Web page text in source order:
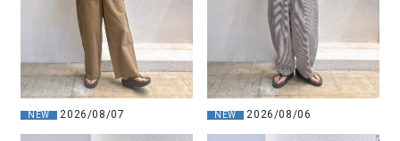
NEW 2026/08/07 NEW 2026/08/06